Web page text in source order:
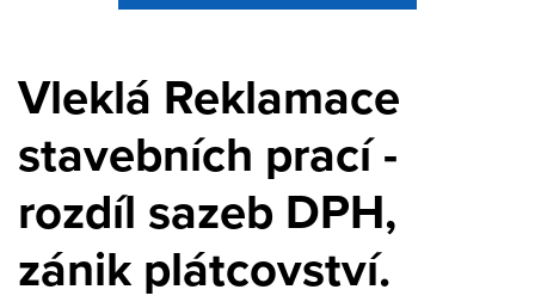
Vleklá Reklamace
stavebních prací -
rozdíl sazeb DPH,
zánik plátcovství.